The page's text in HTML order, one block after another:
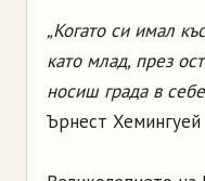
„Когато си имал
като млад, през
носиш града в
Ърнест Хемингуей